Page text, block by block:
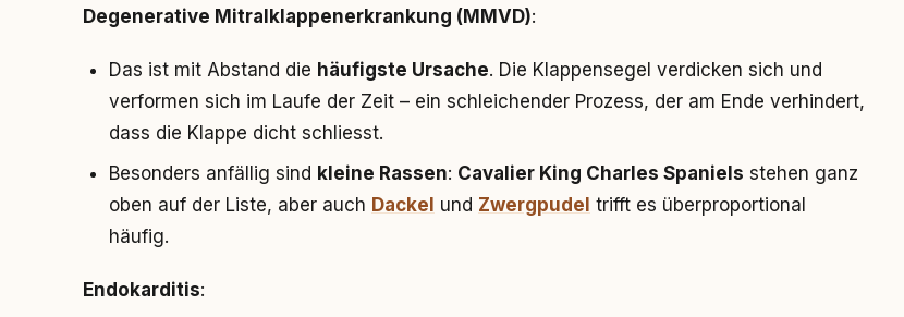
Degenerative Mitralklappenerkrankung (MMVD):
Das ist mit Abstand die häufigste Ursache. Die Klappensegel verdicken sich und
verformen sich im Laufe der Zeit – ein schleichender Prozess, der am Ende verhindert,
dass die Klappe dicht schliesst.
Besonders anfällig sind kleine Rassen: Cavalier King Charles Spaniels stehen ganz
oben auf der Liste, aber auch Dackel und Zwergpudel trifft es überproportional
häufig.
Endokarditis: